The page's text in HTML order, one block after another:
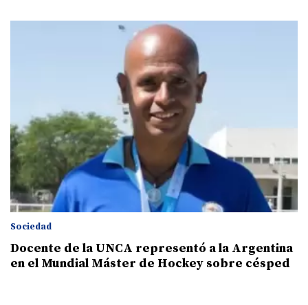
Sociedad
Docente de la UNCA representó a la Argentina
en el Mundial Máster de Hockey sobre césped